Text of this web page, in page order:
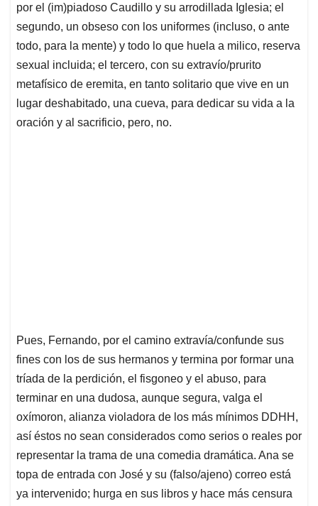
por el (im)piadoso Caudillo y su arrodillada Iglesia; el
segundo, un obseso con los uniformes (incluso, o ante
todo, para la mente) y todo lo que huela a milico, reserva
sexual incluida; el tercero, con su extravío/prurito
metafísico de eremita, en tanto solitario que vive en un
lugar deshabitado, una cueva, para dedicar su vida a la
oración y al sacrificio, pero, no.
Pues, Fernando, por el camino extravía/confunde sus
fines con los de sus hermanos y termina por formar una
tríada de la perdición, el fisgoneo y el abuso, para
terminar en una dudosa, aunque segura, valga el
oxímoron, alianza violadora de los más mínimos DDHH,
así éstos no sean considerados como serios o reales por
representar la trama de una comedia dramática. Ana se
topa de entrada con José y su (falso/ajeno) correo está
ya intervenido; hurga en sus libros y hace más censura